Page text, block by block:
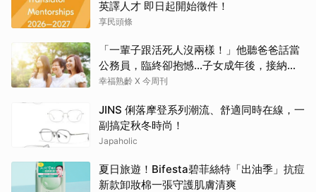
英譯人才 即日起開始徵件！
享民頭條
「一輩子跟活死人沒兩樣！」他聽爸爸話當
公務員，臨終卻抱憾…子女成年後，接納與
欣賞就夠了
幸福熟齡 X 今周刊
JINS 俐落摩登系列潮流、舒適同時在線，一
副搞定秋冬時尚！
Japaholic
夏日旅遊！Bifesta碧菲絲特「出油季」抗痘
新款卸妝棉一張守護肌膚清爽